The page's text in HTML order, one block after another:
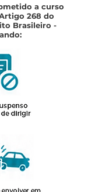
a curso
268 do
Brasileiro -